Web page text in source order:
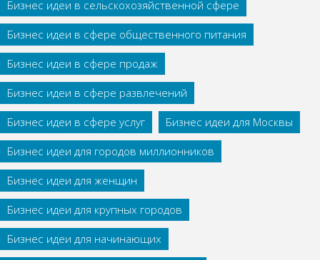
Бизнес идеи в сельскохозяйственной сфере
Бизнес идеи в сфере общественного питания
Бизнес идеи в сфере продаж
Бизнес идеи в сфере развлечений
Бизнес идеи в сфере услуг
Бизнес идеи для Москвы
Бизнес идеи для городов миллионников
Бизнес идеи для женщин
Бизнес идеи для крупных городов
Бизнес идеи для начинающих